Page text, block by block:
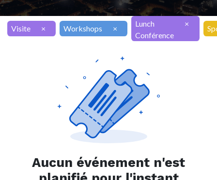
Visite × Workshops ×
Lunch
Conférence
×
Aucun événement n'est